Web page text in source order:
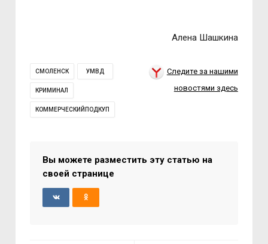
Алена Шашкина
СМОЛЕНСК УМВД
КРИМИНАЛ
КОММЕРЧЕСКИЙПОДКУП
Следите за нашими
новостями здесь
Вы можете разместить эту статью на
своей странице